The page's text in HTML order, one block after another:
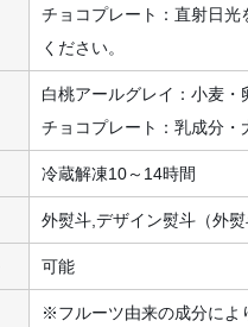
チョコプレート：直射日
ください。
白桃アールグレイ：小麦
チョコプレート：乳成分・
冷蔵解凍10～14時間
外熨斗,デザイン熨斗（外
可能
※フルーツ由来の成分によ